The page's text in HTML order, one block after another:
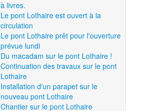
à livres.
Le pont Lothaire est ouvert à la
circulation
Le pont Lothaire prêt pour l'ouverture
prévue lundi
Du macadam sur le pont Lothaire !
Continuation des travaux sur le pont
Lothaire
Installation d'un parapet sur le
nouveau pont Lothaire
Chantier sur le pont Lothaire